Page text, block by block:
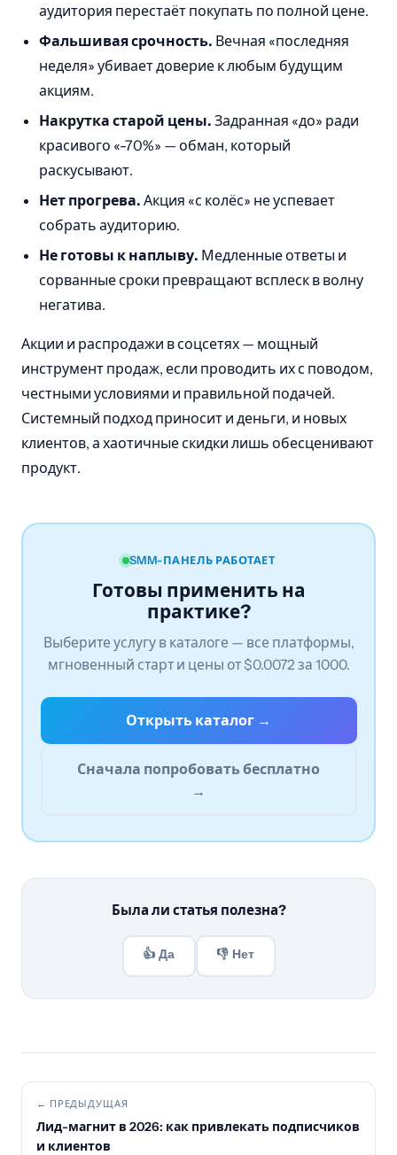
аудитория перестаёт покупать по полной цене.
Фальшивая срочность. Вечная «последняя
неделя» убивает доверие к любым будущим
акциям.
Накрутка старой цены. Задранная «до» ради
красивого «-70%» — обман, который
раскусывают.
Нет прогрева. Акция «с колёс» не успевает
собрать аудиторию.
Не готовы к наплыву. Медленные ответы и
сорванные сроки превращают всплеск в волну
негатива.
Акции и распродажи в соцсетях — мощный
инструмент продаж, если проводить их с поводом,
честными условиями и правильной подачей.
Системный подход приносит и деньги, и новых
клиентов, а хаотичные скидки лишь обесценивают
продукт.
SMM-ПАНЕЛЬ РАБОТАЕТ
Готовы применить на
практике?
Выберите услугу в каталоге — все платформы,
мгновенный старт и цены от $0.0072 за 1000.
Открыть каталог →
Сначала попробовать бесплатно
→
Была ли статья полезна?
👍 Да 👎 Нет
← ПРЕДЫДУЩАЯ
Лид-магнит в 2026: как привлекать подписчиков
и клиентов